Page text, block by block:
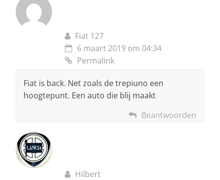
Fiat 127
6 maart 2019 om 04:34
Permalink
Fiat is back. Net zoals de trepiuno een
hoogtepunt. Een auto die blij maakt
Beantwoorden
Hilbert